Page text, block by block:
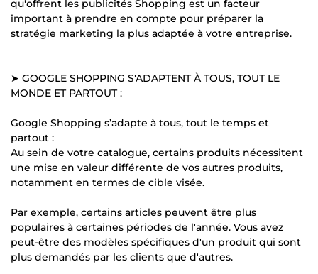
qu'offrent les publicités Shopping est un facteur
important à prendre en compte pour préparer la
stratégie marketing la plus adaptée à votre entreprise.
➤ GOOGLE SHOPPING S'ADAPTENT À TOUS, TOUT LE
MONDE ET PARTOUT :
Google Shopping s’adapte à tous, tout le temps et
partout :
Au sein de votre catalogue, certains produits nécessitent
une mise en valeur différente de vos autres produits,
notamment en termes de cible visée.
Par exemple, certains articles peuvent être plus
populaires à certaines périodes de l'année. Vous avez
peut-être des modèles spécifiques d'un produit qui sont
plus demandés par les clients que d'autres.